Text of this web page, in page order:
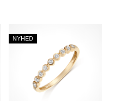
NYHED